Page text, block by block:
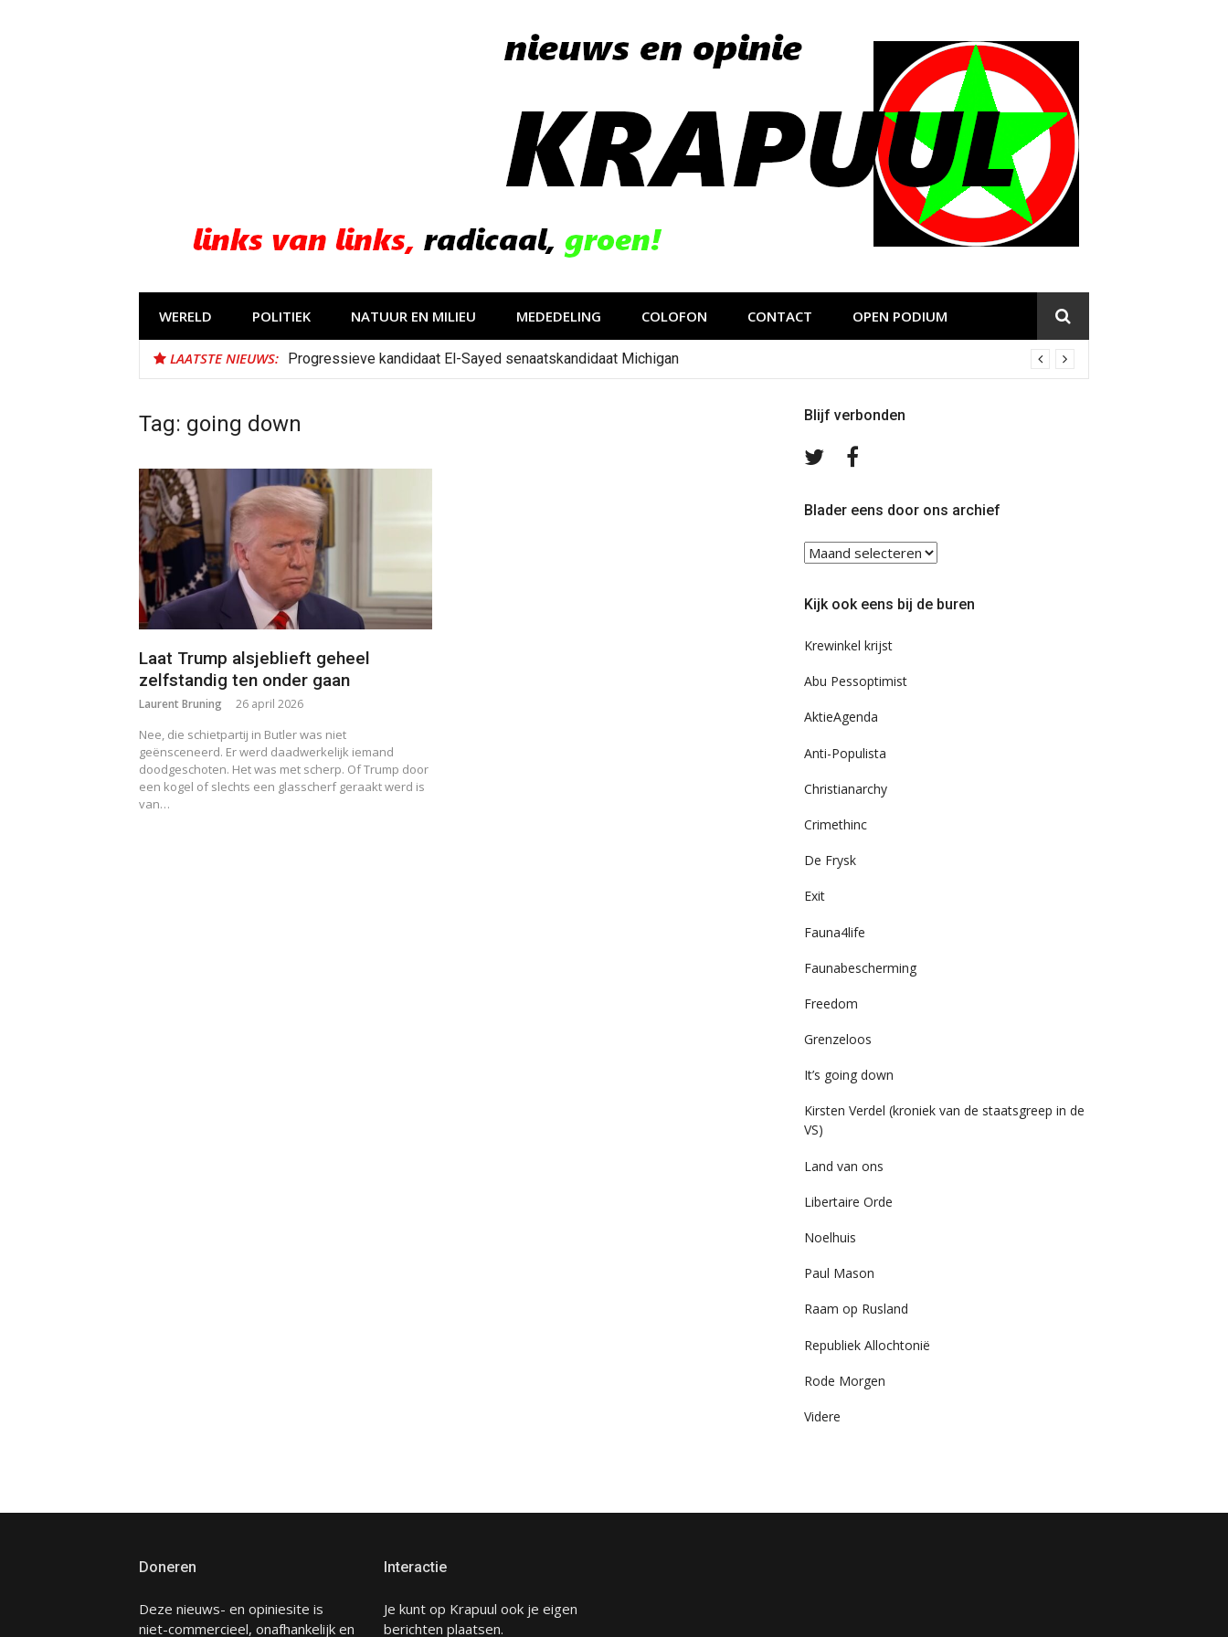
WERELD POLITIEK NATUUR EN MILIEU MEDEDELING COLOFON CONTACT OPEN PODIUM
LAATSTE NIEUWS: Progressieve kandidaat El-Sayed senaatskandidaat Michigan
Tag: going down
Laat Trump alsjeblieft geheel
zelfstandig ten onder gaan
Laurent Bruning 26 april 2026
Nee, die schietpartij in Butler was niet
geënsceneerd. Er werd daadwerkelijk iemand
doodgeschoten. Het was met scherp. Of Trump door
een kogel of slechts een glasscherf geraakt werd is
van…
Blijf verbonden
Volg
TwitterFacebook
Blader eens door ons archief
Blader
eens
ons
Kijk ook eens bij de buren
Krewinkel krijst
Abu Pessoptimist
AktieAgenda
Anti-Populista
Christianarchy
Crimethinc
De Frysk
Exit
Fauna4life
Faunabescherming
Freedom
Grenzeloos
It’s going down
Kirsten Verdel (kroniek van de staatsgreep in de
VS)
Land van ons
Libertaire Orde
Noelhuis
Paul Mason
Raam op Rusland
Republiek Allochtonië
Rode Morgen
Videre
Doneren
Deze nieuws- en opiniesite is
niet-commercieel, onafhankelijk en
Interactie
Je kunt op Krapuul ook je eigen
berichten plaatsen.